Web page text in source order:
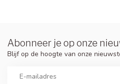
Abonneer je op onze
Blijf op de hoogte van onze